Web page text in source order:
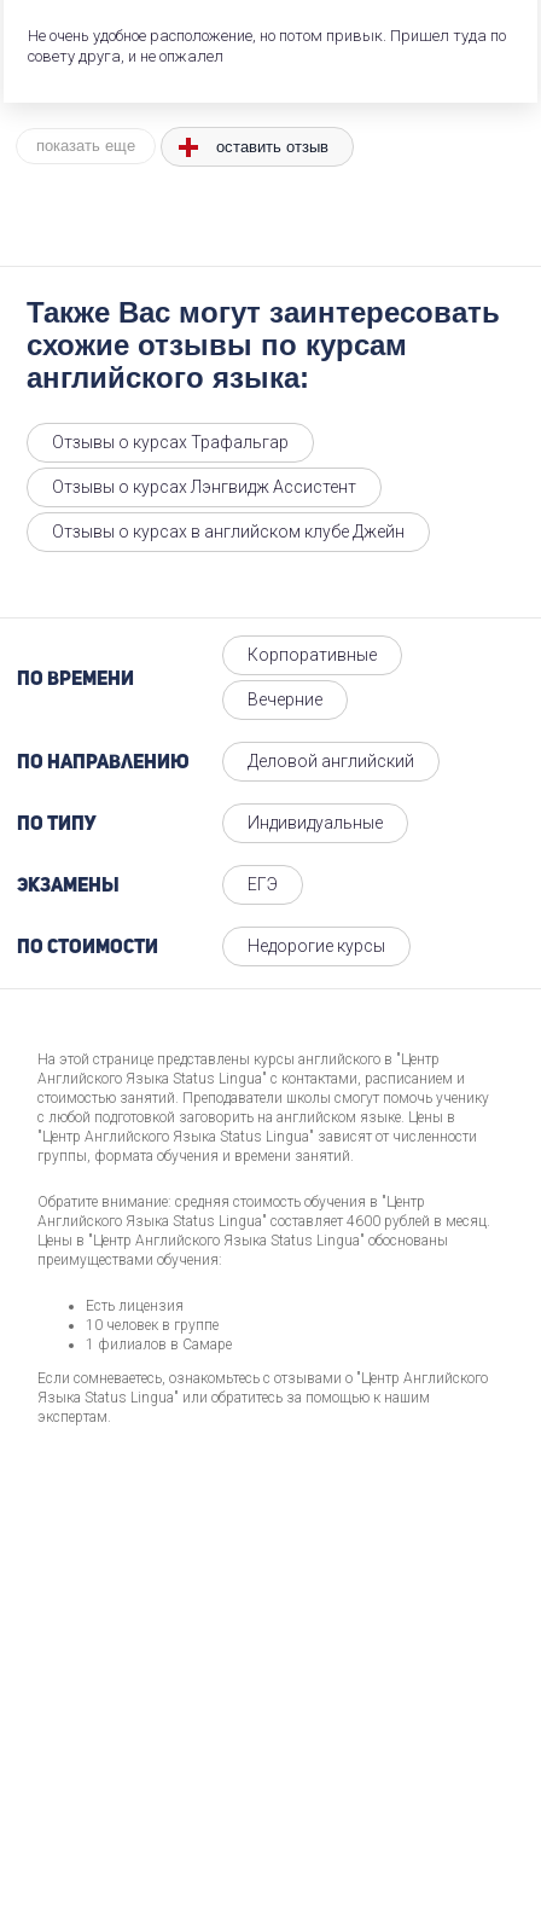
На этой странице представлены курсы английского в "Центр
Английского Языка Status Lingua" с контактами, расписанием и
стоимостью занятий. Преподаватели школы смогут помочь ученику
с любой подготовкой заговорить на английском языке. Цены в
"Центр Английского Языка Status Lingua" зависят от численности
группы, формата обучения и времени занятий.
Обратите внимание: средняя стоимость обучения в "Центр
Английского Языка Status Lingua" составляет 4600 рублей в месяц.
Цены в "Центр Английского Языка Status Lingua" обоснованы
преимуществами обучения:
Есть лицензия
10 человек в группе
1 филиалов в Самаре
Если сомневаетесь, ознакомьтесь с отзывами о "Центр Английского
Языка Status Lingua" или обратитесь за помощью к нашим
экспертам.
Не очень удобное расположение, но потом привык. Пришел туда по
совету друга, и не опжалел
показать еще оставить отзыв
Также Вас могут заинтересовать
схожие отзывы по курсам
английского языка:
Отзывы о курсах Трафальгар
Отзывы о курсах Лэнгвидж Ассистент
Отзывы о курсах в английском клубе Джейн
По времени
Корпоративные
Вечерние
По направлению Деловой английский
По типу Индивидуальные
Экзамены ЕГЭ
По стоимости Недорогие курсы